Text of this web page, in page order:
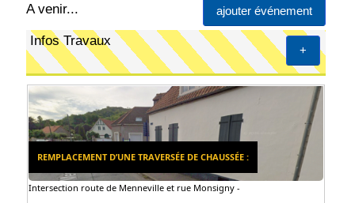
A venir... ajouter événement
+
Infos Travaux
REMPLACEMENT D’UNE TRAVERSÉE DE CHAUSSÉE :
Intersection route de Menneville et rue Monsigny -